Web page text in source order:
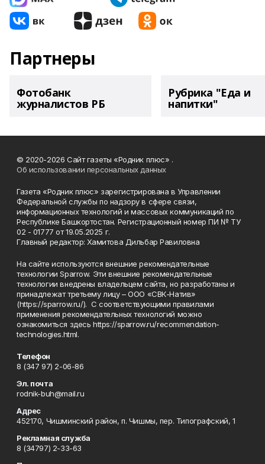
Партнеры
Фотобанк
журналистов РБ
Рубрика "Еда и
напитки"
© 2020-2026 Сайт газеты «Родник плюс» .
Об использовании персональных данных
Газета «Родник плюс» зарегистрирована в Управлении
Федеральной службы по надзору в сфере связи,
информационных технологий и массовых коммуникаций по
Республике Башкортостан. Регистрационный номер ПИ № ТУ
02 - 01777 от 19.05.2025 г.
Главный редактор: Хамитова Дильбар Равиловна
На сайте используются внешние рекомендательные
технологии Sparrow. Эти внешние рекомендательные
технологии внедрены владельцем сайта, но разработаны и
принадлежат третьему лицу – ООО «СВК-Натив»
(https://sparrow.ru/). С соответствующими правилами
применения рекомендательных технологий можно
ознакомиться здесь https://sparrow.ru/recommendation-
technologies.html.
Телефон
8 (347 97) 2-06-86
Эл. почта
rodnik-buh@mail.ru
Адрес
452170, Чишминский район, п. Чишмы, пер. Типографский, 1
Рекламная служба
8 (34797) 2-33-63